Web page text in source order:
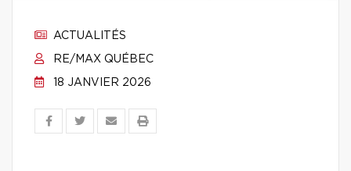
ACTUALITÉS
RE/MAX QUÉBEC
18 JANVIER 2026